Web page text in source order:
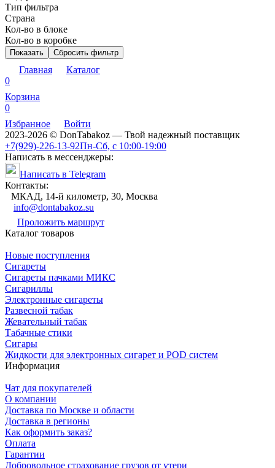
Тип фильтра
Страна
Кол-во в блоке
Кол-во в коробке
Показать Сбросить фильтр
Главная
Каталог
0
Корзина
0
Избранное
Войти
2023-2026 © DonTabakoz — Твой надежный поставщик
+7(929)-226-13-92Пн-Сб, с 10:00-19:00
Написать в мессенджеры:
Написать в Telegram
Контакты:
МКАД, 14-й километр, 30, Москва
info@dontabakoz.su
Проложить маршрут
Каталог товаров
Новые поступления
Сигареты
Сигареты пачками МИКС
Сигариллы
Электронные сигареты
Развесной табак
Жевательный табак
Табачные стики
Сигары
Жидкости для электронных сигарет и POD систем
Информация
Чат для покупателей
О компании
Доставка по Москве и области
Доставка в регионы
Как оформить заказ?
Оплата
Гарантии
Добровольное страхование грузов от утери